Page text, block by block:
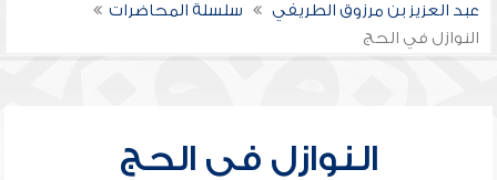
عبد العزيز بن مرزوق الطريفي
سلسلة المحاضرات
النوازل في الحج
النوازل في الحج